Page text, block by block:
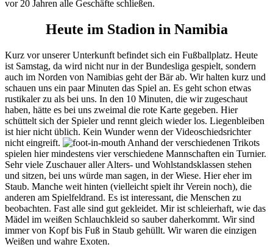
vor 20 Jahren alle Geschäfte schließen.
Heute im Stadion in Namibia
Kurz vor unserer Unterkunft befindet sich ein Fußballplatz. Heute
ist Samstag, da wird nicht nur in der Bundesliga gespielt, sondern
auch im Norden von Namibias geht der Bär ab. Wir halten kurz und
schauen uns ein paar Minuten das Spiel an. Es geht schon etwas
rustikaler zu als bei uns. In den 10 Minuten, die wir zugeschaut
haben, hätte es bei uns zweimal die rote Karte gegeben. Hier
schüttelt sich der Spieler und rennt gleich wieder los. Liegenbleiben
ist hier nicht üblich. Kein Wunder wenn der Videoschiedsrichter
nicht eingreift.
Anhand der verschiedenen Trikots
spielen hier mindestens vier verschiedene Mannschaften ein Turnier.
Sehr viele Zuschauer aller Alters- und Wohlstandsklassen stehen
und sitzen, bei uns würde man sagen, in der Wiese. Hier eher im
Staub. Manche weit hinten (vielleicht spielt ihr Verein noch), die
anderen am Spielfeldrand. Es ist interessant, die Menschen zu
beobachten. Fast alle sind gut gekleidet. Mir ist schleierhaft, wie das
Mädel im weißen Schlauchkleid so sauber daherkommt. Wir sind
immer von Kopf bis Fuß in Staub gehüllt. Wir waren die einzigen
Weißen und wahre Exoten.